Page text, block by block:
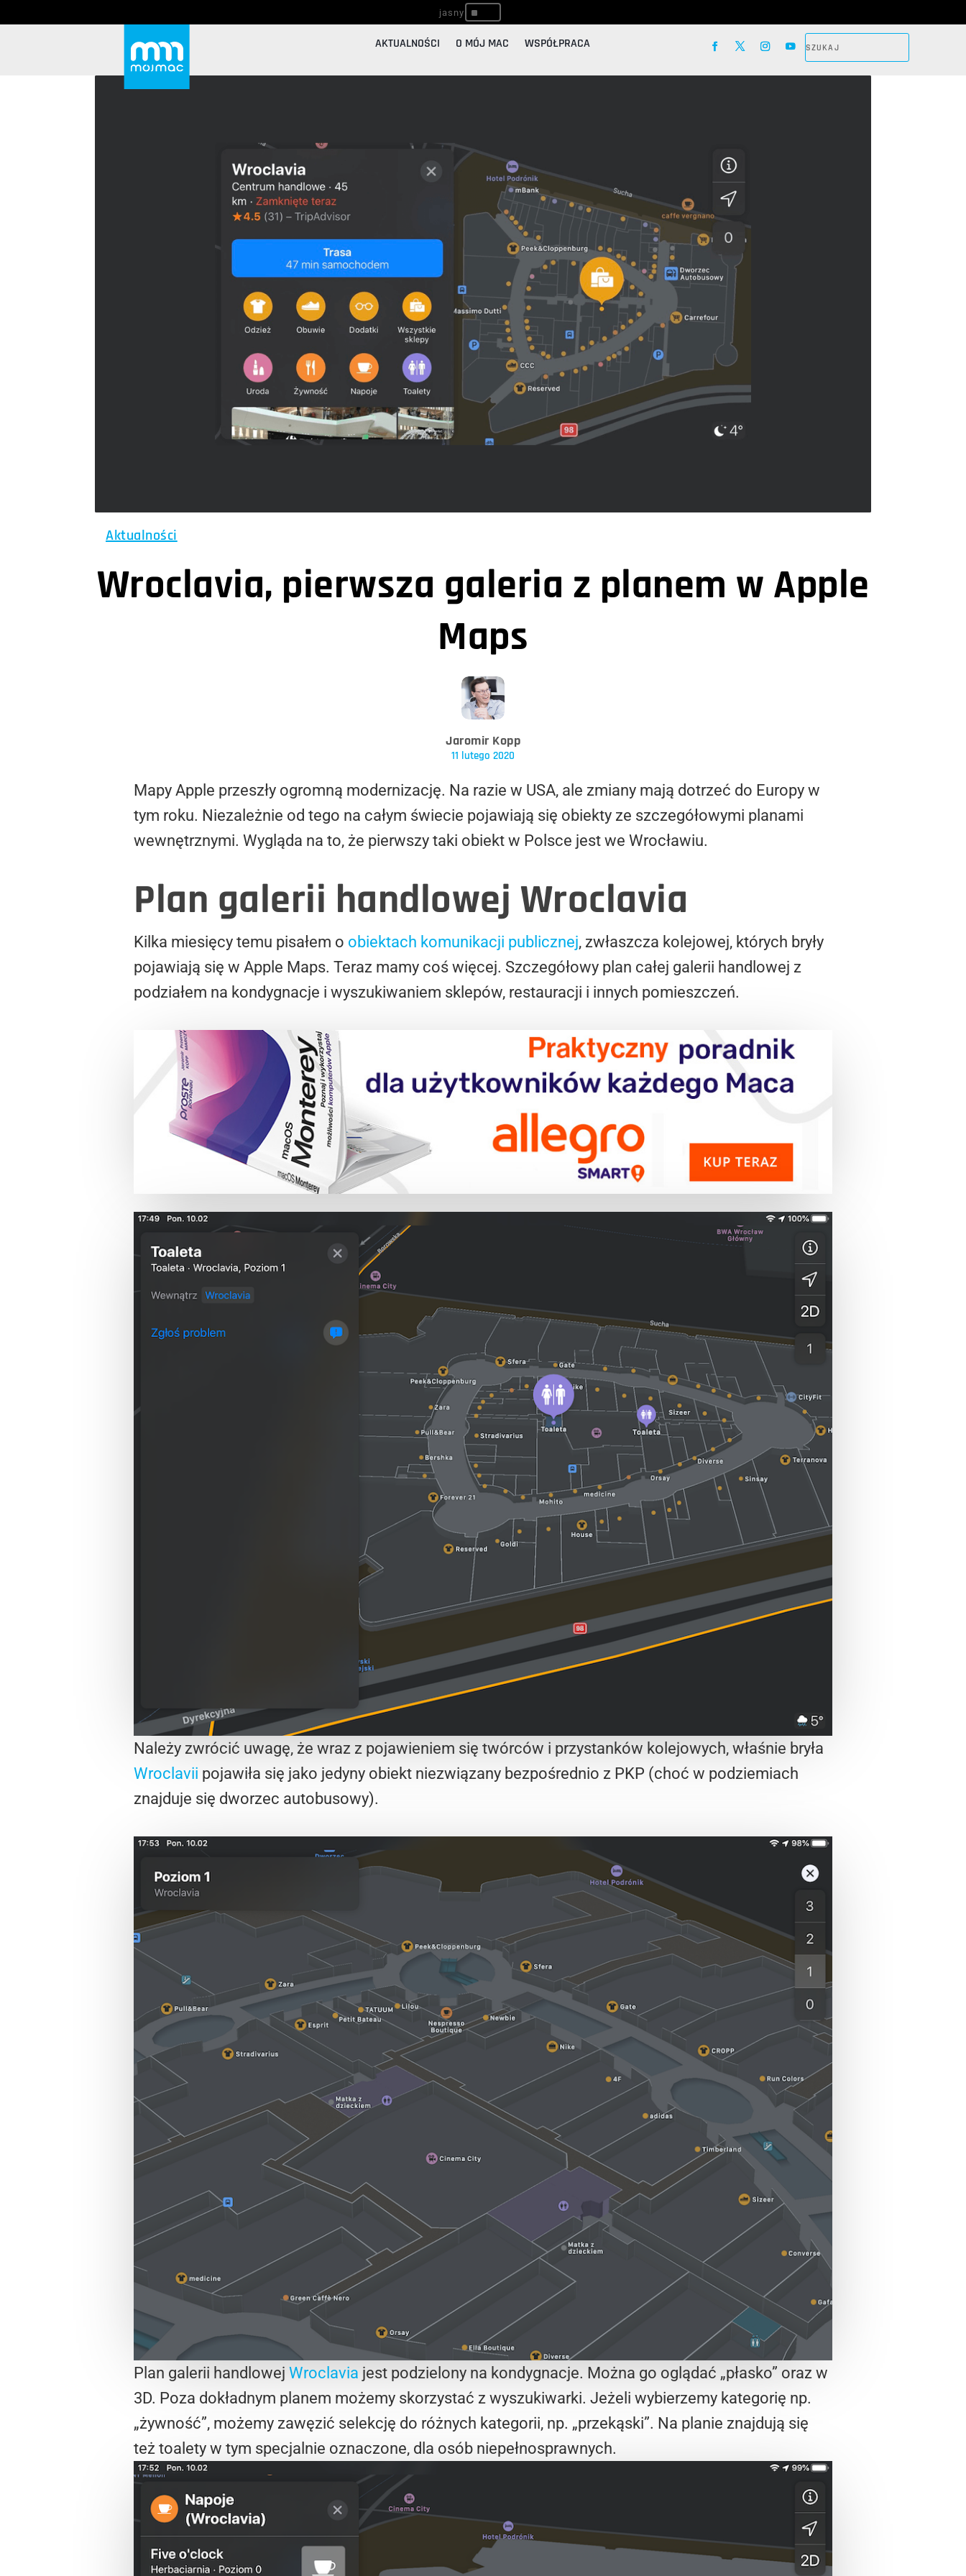
^
AKTUALNOŚCI O MÓJ MAC WSPÓŁPRACA
Aktualności
Wroclavia, pierwsza galeria z planem w Apple
Maps
Jaromir Kopp
11 lutego 2020
Mapy Apple przeszły ogromną modernizację. Na razie w USA, ale zmiany mają dotrzeć do Europy w
tym roku. Niezależnie od tego na całym świecie pojawiają się obiekty ze szczegółowymi planami
wewnętrznymi. Wygląda na to, że pierwszy taki obiekt w Polsce jest we Wrocławiu.
Plan galerii handlowej Wroclavia
Kilka miesięcy temu pisałem o obiektach komunikacji publicznej, zwłaszcza kolejowej, których bryły
pojawiają się w Apple Maps. Teraz mamy coś więcej. Szczegółowy plan całej galerii handlowej z
podziałem na kondygnacje i wyszukiwaniem sklepów, restauracji i innych pomieszczeń.
Należy zwrócić uwagę, że wraz z pojawieniem się twórców i przystanków kolejowych, właśnie bryła
Wroclavii pojawiła się jako jedyny obiekt niezwiązany bezpośrednio z PKP (choć w podziemiach
znajduje się dworzec autobusowy).
Plan galerii handlowej Wroclavia jest podzielony na kondygnacje. Można go oglądać „płasko” oraz w
3D. Poza dokładnym planem możemy skorzystać z wyszukiwarki. Jeżeli wybierzemy kategorię np.
„żywność”, możemy zawęzić selekcję do różnych kategorii, np. „przekąski”. Na planie znajdują się
też toalety w tym specjalnie oznaczone, dla osób niepełnosprawnych.